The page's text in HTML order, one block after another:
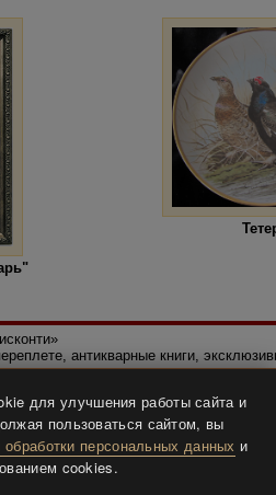
антикварные книги,
для улучшения работы сайта и
пользоваться сайтом, вы
обработки персональных данных и
cookies.